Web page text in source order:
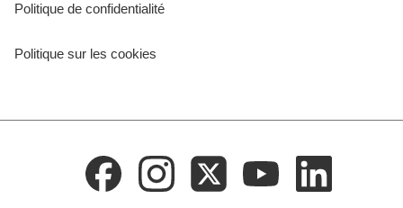
Politique de confidentialité
Politique sur les cookies